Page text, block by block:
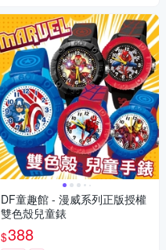
DF童趣館 - 漫威系列正版授權
雙色殼兒童錶
$388